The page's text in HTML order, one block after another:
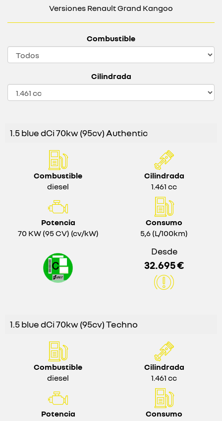
Versiones Renault Grand Kangoo
Combustible
Cilindrada
1.5 blue dCi 70kw (95cv) Authentic
Combustible
diesel
Cilindrada
1.461 cc
Potencia
70 KW (95 CV) (cv/kW)
Consumo
5,6 (L/100km)
Desde
32.695 €
1.5 blue dCi 70kw (95cv) Techno
Combustible
diesel
Cilindrada
1.461 cc
Potencia
Consumo